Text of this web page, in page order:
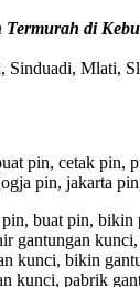
Termurah di
Mlati,
pin, cetak pin,
pin, jakarta
buat pin,
gantungan
kunci, bikin
kunci, pabrik